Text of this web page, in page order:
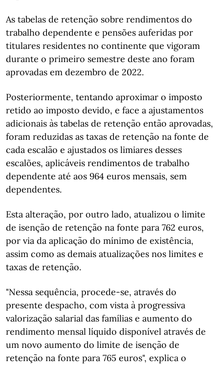
As tabelas de retenção sobre rendimentos do
trabalho dependente e pensões auferidas por
titulares residentes no continente que vigoram
durante o primeiro semestre deste ano foram
aprovadas em dezembro de 2022.
Posteriormente, tentando aproximar o imposto
retido ao imposto devido, e face a ajustamentos
adicionais às tabelas de retenção então aprovadas,
foram reduzidas as taxas de retenção na fonte de
cada escalão e ajustados os limiares desses
escalões, aplicáveis rendimentos de trabalho
dependente até aos 964 euros mensais, sem
dependentes.
Esta alteração, por outro lado, atualizou o limite
de isenção de retenção na fonte para 762 euros,
por via da aplicação do mínimo de existência,
assim como as demais atualizações nos limites e
taxas de retenção.
"Nessa sequência, procede-se, através do
presente despacho, com vista à progressiva
valorização salarial das famílias e aumento do
rendimento mensal líquido disponível através de
um novo aumento do limite de isenção de
retenção na fonte para 765 euros", explica o